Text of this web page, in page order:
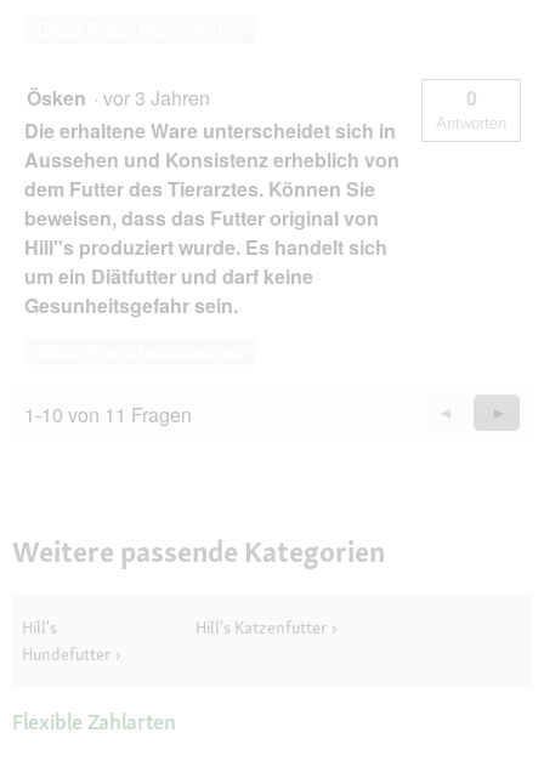
Ösken · vor 3 Jahren
Die erhaltene Ware unterscheidet sich in
Aussehen und Konsistenz erheblich von
dem Futter des Tierarztes. Können Sie
beweisen, dass das Futter original von
Hill"s produziert wurde. Es handelt sich
um ein Diätfutter und darf keine
Gesunheitsgefahr sein.
0
Antworten
1-10 von 11 Fragen
Zurück
Questions
◄
Weiter
►
Weitere passende Kategorien
Hill's
Hundefutter
Hill's Katzenfutter
Flexible Zahlarten